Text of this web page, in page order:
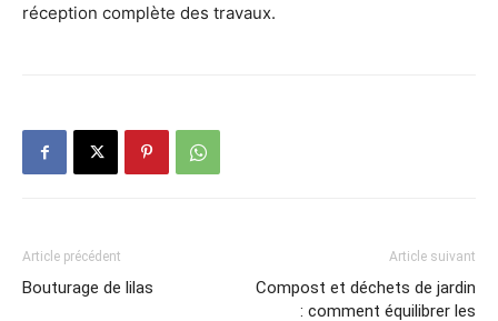
réception complète des travaux.
Article précédent
Bouturage de lilas
Article suivant
Compost et déchets de jardin
: comment équilibrer les